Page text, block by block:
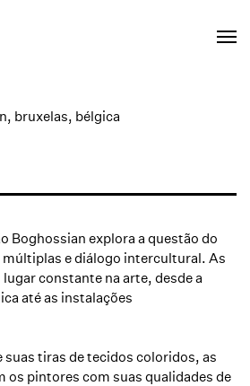
bruxelas, bélgica
Boghossian explora a questão do
e diálogo intercultural. As
constante na arte, desde a
até as instalações
suas tiras de tecidos coloridos, as
os pintores com suas qualidades de